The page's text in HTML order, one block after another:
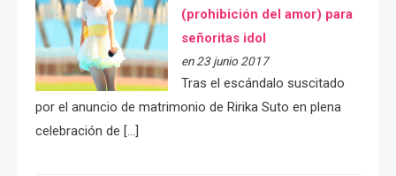
(prohibición del amor) para
señoritas idol
en 23 junio 2017
Tras el escándalo suscitado
por el anuncio de matrimonio de Ririka Suto en plena
celebración de […]